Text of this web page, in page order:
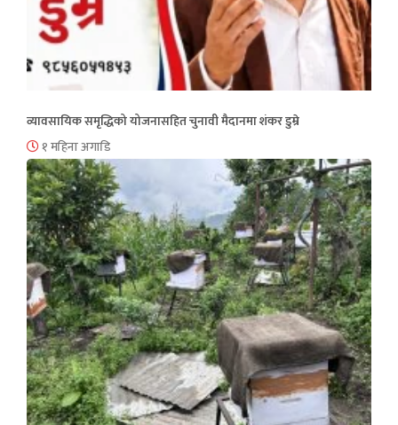
व्यावसायिक समृद्धिको योजनासहित चुनावी मैदानमा शंकर डुम्रे
१ महिना अगाडि